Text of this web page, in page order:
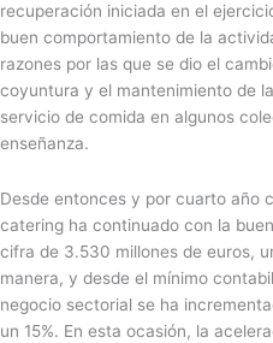
recuperación iniciada en el
buen comportamiento de la
razones por las que se dio el
coyuntura y el mantenimiento de
servicio de comida en algunos
enseñanza.
Desde entonces y por cuarto año
catering ha continuado con la
cifra de 3.530 millones de euros,
manera, y desde el mínimo
negocio sectorial se ha
un 15%. En esta ocasión, la